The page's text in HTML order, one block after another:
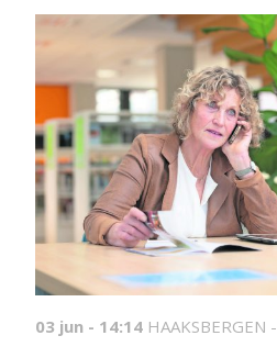
03 jun - 14:14 HAAKSBERGEN -